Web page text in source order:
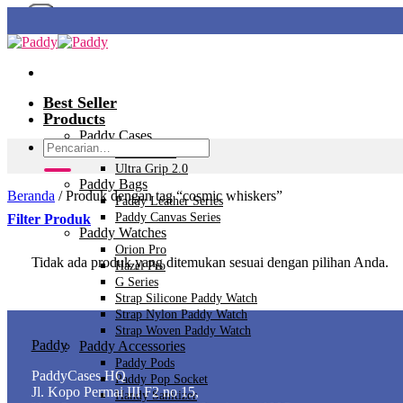
Skip
content
Best Seller
Products
Paddy Cases
Ultra Grip 2.0
Paddy Bags
Paddy Leather Series
Paddy Canvas Series
Paddy Watches
Orion Pro
Hazel Pro
G Series
Strap Silicone Paddy Watch
Strap Nylon Paddy Watch
Strap Woven Paddy Watch
Paddy Accessories
Paddy Pods
Paddy Pop Socket
Handy Sanitizer
Pencarian
untuk:
Beranda /Produk dengan tag “cosmic whiskers”
Filter Produk
Tidak ada produk yang ditemukan sesuai dengan pilihan Anda.
Paddy
PaddyCases HQ
Jl. Kopo Permai III F2 no 15,